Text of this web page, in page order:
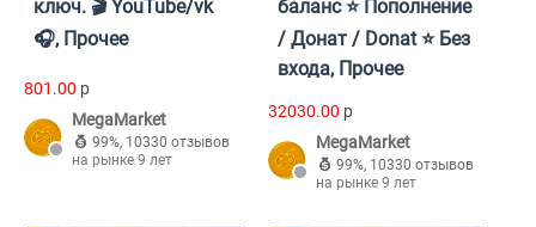
ключ. 🎬 YouTube/vk
🎧, Прочее
801.00 p
MegaMarket
99%, 10330 отзывов
на рынке 9 лет
баланс ⭐️ Пополнение
/ Донат / Donat ⭐️ Без
входа, Прочее
32030.00 p
MegaMarket
99%, 10330 отзывов
на рынке 9 лет